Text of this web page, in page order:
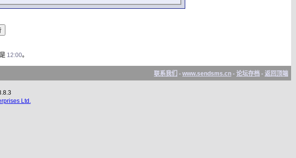
12:00。
联系我们 - www.sendsms.cn - 论坛存档 - 返回顶端
Ltd.